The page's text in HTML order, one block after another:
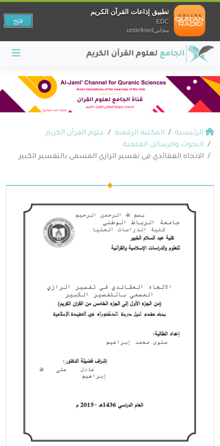
الرئيسية المكتبة الرقمية
علوم القرآن الكريم
البحوث والرسائل العلمية
الاتجاه العقائدي في تفسير الرازي المسمى بالتفسير الكبير
تطبيق إذاعات القرآن الكريم
EDC
مجانيundefined
فتح